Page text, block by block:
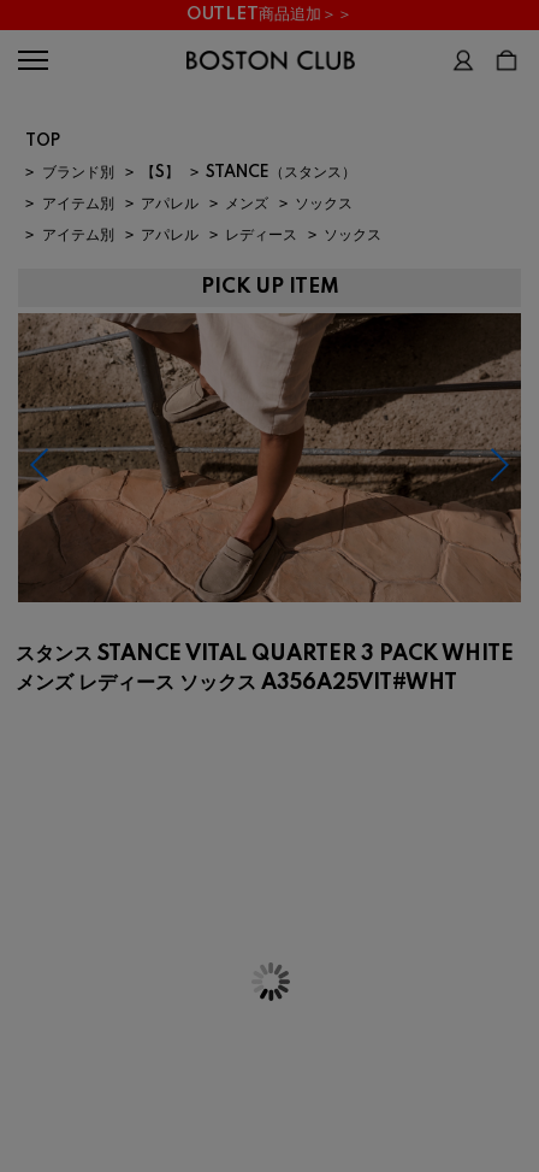
OUTLET商品追加＞＞
TOP
> ブランド別 > 【S】 > STANCE（スタンス）
> アイテム別 > アパレル > メンズ > ソックス
> アイテム別 > アパレル > レディース > ソックス
PICK UP ITEM
スタンス STANCE VITAL QUARTER 3 PACK WHITE
メンズ レディース ソックス A356A25VIT#WHT